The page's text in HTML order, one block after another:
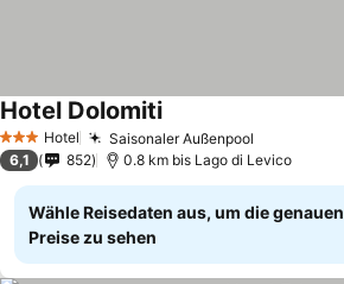
3 SterneHotel Saisonaler Außenpool
Hotel DolomitiPreise sehen
6,1 852 0.8 km bis Lago di Levico
Wähle Reisedaten aus, um die genauen
Preise zu sehen